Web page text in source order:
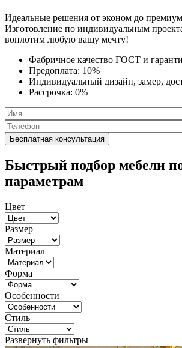
Идеальные решения от эконом до
Изготовление по индивидуальным
воплотим любую вашу мечту!
Фабричное качество ГОСТ и
Предоплата: 10%
Индивидуальный дизайн, замер,
Рассрочка: 0%
Быстрый подбор мебели
параметрам
Цвет
Размер
Материал
Форма
Особенности
Стиль
Развернуть фильтры